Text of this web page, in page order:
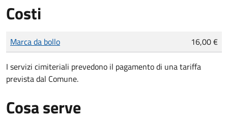
Costi
Tipo di pagamento
Importo
Marca da bollo 16,00 €
I servizi cimiteriali prevedono il pagamento di una tariffa
prevista dal Comune.
Cosa serve